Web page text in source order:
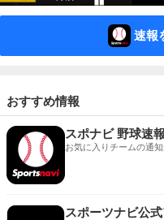
速報
おすすめ情報
スポナビ 野球速
お気に入りチームの通
スポーツナビ公式